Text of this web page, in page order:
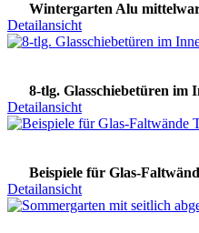
Wintergarten Alu
Detailansicht
8-tlg. Glasschiebetüren im
Detailansicht
Beispiele für Glas-
Detailansicht